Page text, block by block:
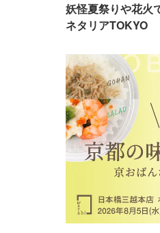
妖怪夏祭りや花火
ネタリアTOKYO